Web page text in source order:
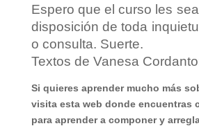
Espero que el curso les
disposición de toda
o consulta. Suerte.
Textos de Vanesa
Si quieres aprender mucho más
visita esta web donde encuentras
para aprender a componer y